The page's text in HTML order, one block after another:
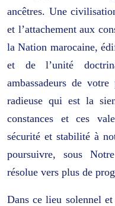
ancêtres. Une
et l’attachement aux
la Nation marocaine,
et de l’unité
ambassadeurs de
radieuse qui est la
constances et ces
sécurité et stabilité à
poursuivre, sous
résolue vers plus de
Dans ce lieu solennel et